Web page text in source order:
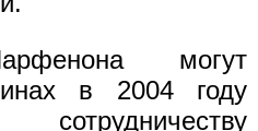
могут
в 2004 году